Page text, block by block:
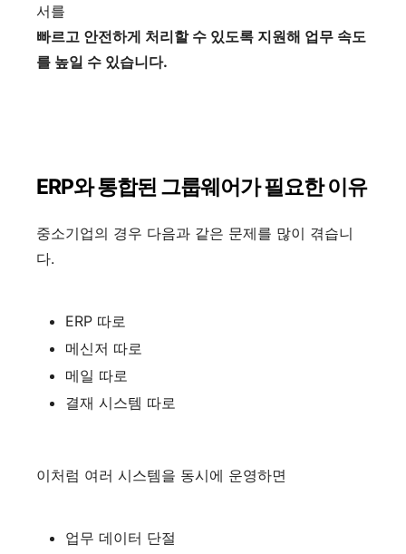
서를
빠르고 안전하게 처리할 수 있도록 지원해 업무 속도
를 높일 수 있습니다.
ERP와 통합된 그룹웨어가 필요한 이유
중소기업의 경우 다음과 같은 문제를 많이 겪습니
다.
ERP 따로
메신저 따로
메일 따로
결재 시스템 따로
이처럼 여러 시스템을 동시에 운영하면
업무 데이터 단절